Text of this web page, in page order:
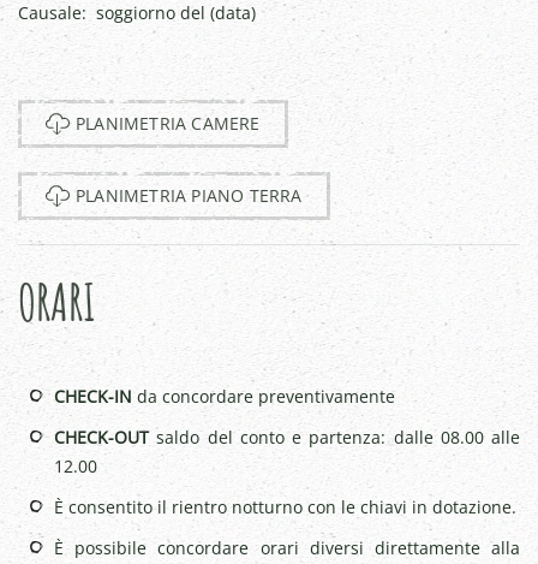
Causale: soggiorno del (data)
PLANIMETRIA CAMERE
PLANIMETRIA PIANO TERRA
ORARI
CHECK-IN da concordare preventivamente
CHECK-OUTsaldo del conto e partenza: dalle 08.00 alle
12.00
È consentito il rientro notturno con le chiavi in dotazione.
È possibile concordare orari diversi direttamente alla